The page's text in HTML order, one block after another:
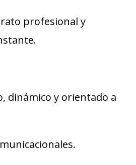
profesional y
dinámico y orientado a